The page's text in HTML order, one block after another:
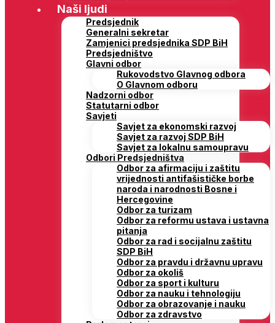
Naši ljudi
Predsjednik
Generalni sekretar
Zamjenici predsjednika SDP BiH
Predsjedništvo
Glavni odbor
Rukovodstvo Glavnog odbora
O Glavnom odboru
Nadzorni odbor
Statutarni odbor
Savjeti
Savjet za ekonomski razvoj
Savjet za razvoj SDP BiH
Savjet za lokalnu samoupravu
Odbori Predsjedništva
Odbor za afirmaciju i zaštitu
vrijednosti antifašističke borbe
naroda i narodnosti Bosne i
Hercegovine
Odbor za turizam
Odbor za reformu ustava i ustavna
pitanja
Odbor za rad i socijalnu zaštitu
SDP BiH
Odbor za pravdu i državnu upravu
Odbor za okoliš
Odbor za sport i kulturu
Odbor za nauku i tehnologiju
Odbor za obrazovanje i nauku
Odbor za zdravstvo